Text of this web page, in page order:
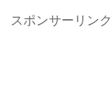
スポンサーリンク